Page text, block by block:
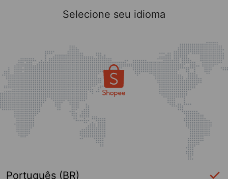
Selecione seu idioma
Português (BR)